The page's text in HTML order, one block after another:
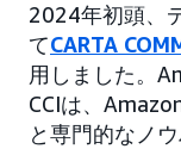
2024年初頭、
てCARTA
用しました。
CCIは、
と専門的なノ